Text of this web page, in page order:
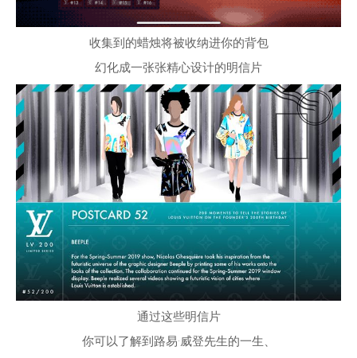
收集到的蜡烛将被收纳进你的背包
幻化成一张张精心设计的明信片
通过这些明信片
你可以了解到路易·威登先生的一生、